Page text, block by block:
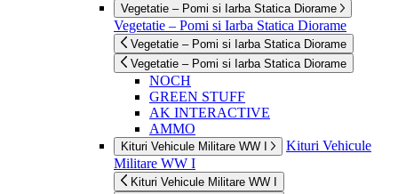
Vegetatie – Pomi si Iarba Statica Diorame
Vegetatie – Pomi si Iarba Statica Diorame
Vegetatie – Pomi si Iarba Statica Diorame
Vegetatie – Pomi si Iarba Statica Diorame
NOCH
GREEN STUFF
AK INTERACTIVE
AMMO
Kituri Vehicule Militare WW I
Kituri Vehicule
Militare WW I
Kituri Vehicule Militare WW I